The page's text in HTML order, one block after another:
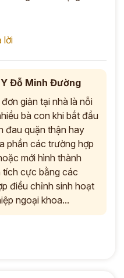
lời
Đỗ Minh Đường
giản tại nhà là nỗi
bà con khi bắt đầu
đau quặn thận hay
phần các trường hợp
mới hình thành
cực bằng các
điều chỉnh sinh hoạt
ngoại khoa...